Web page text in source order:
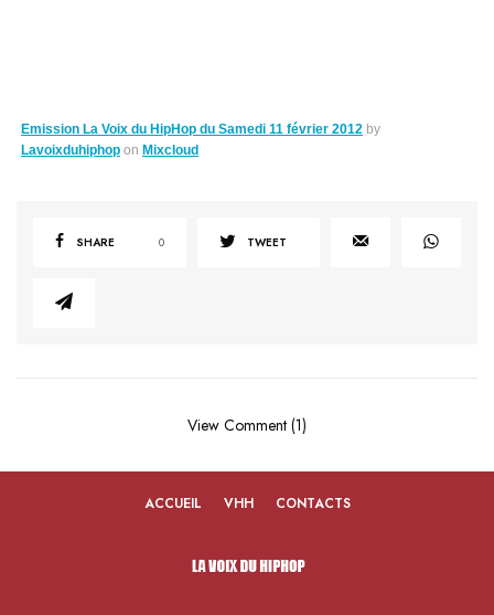
Emission La Voix du HipHop du Samedi 11 février 2012 by
Lavoixduhiphop on Mixcloud
SHARE 0 TWEET
View Comment (1)
ACCUEIL VHH CONTACTS